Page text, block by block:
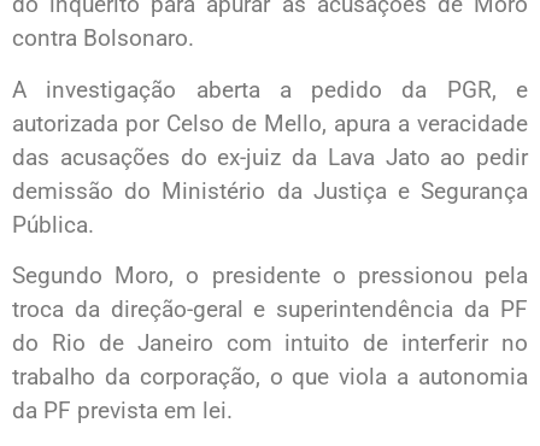
contra Bolsonaro.
A investigação aberta a pedido da PGR, e
autorizada por Celso de Mello, apura a veracidade
das acusações do ex-juiz da Lava Jato ao pedir
demissão do Ministério da Justiça e Segurança
Pública.
Segundo Moro, o presidente o pressionou pela
troca da direção-geral e superintendência da PF
do Rio de Janeiro com intuito de interferir no
trabalho da corporação, o que viola a autonomia
da PF prevista em lei.